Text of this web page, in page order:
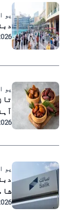
یو
07. 22
یو
07. 21
یو
07. 17